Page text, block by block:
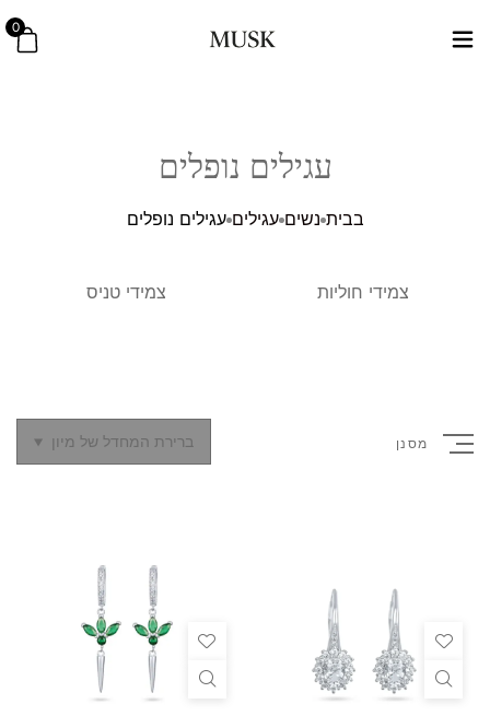
0
עגילים נופלים
בבית נשים עגילים עגילים נופלים
צמידי חוליות צמידי טניס
מסנן ברירת המחדל של מיון